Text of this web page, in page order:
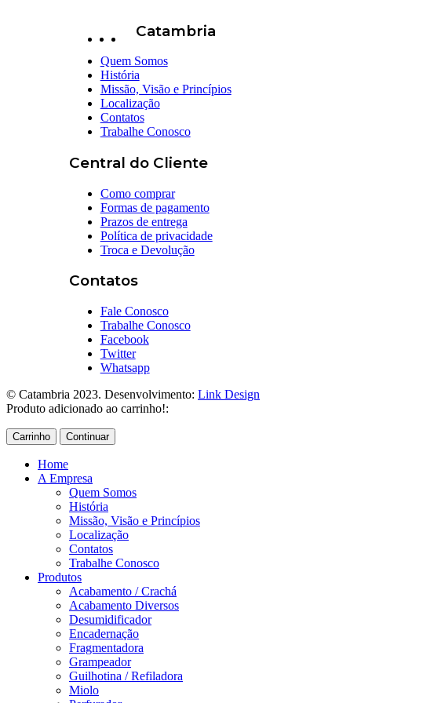
Catambria
Quem Somos
História
Missão, Visão e Princípios
Localização
Contatos
Trabalhe Conosco
Central do Cliente
Como comprar
Formas de pagamento
Prazos de entrega
Política de privacidade
Troca e Devolução
Contatos
Fale Conosco
Trabalhe Conosco
Facebook
Twitter
Whatsapp
© Catambria 2023. Desenvolvimento: Link Design
Produto adicionado ao carrinho!:
Carrinho Continuar
Home
A Empresa
Quem Somos
História
Missão, Visão e Princípios
Localização
Contatos
Trabalhe Conosco
Produtos
Acabamento / Crachá
Acabamento Diversos
Desumidificador
Encadernação
Fragmentadora
Grampeador
Guilhotina / Refiladora
Miolo